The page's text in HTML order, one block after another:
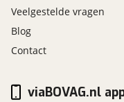
Veelgestelde vragen
Blog
Contact
viaBOVAG.nl